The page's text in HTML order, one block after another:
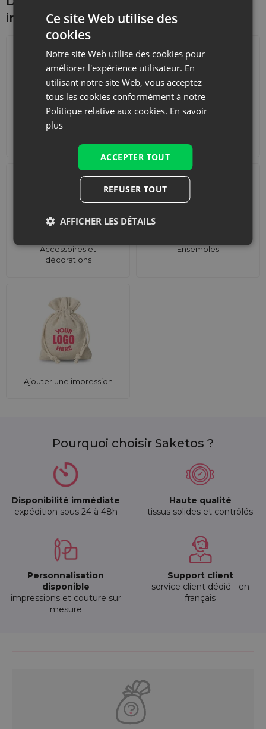
intéresser d'autre
Calendriers de l'Avent
Accessoires et
décorations
Ensembles
Ajouter une impression
Pourquoi choisir Saketos ?
Disponibilité immédiate
expédition sous 24 à 48h
Haute qualité
tissus solides et contrôlés
Personnalisation
disponible
impressions et couture sur
mesure
Support client
service client dédié - en
français
Ce site Web utilise des
cookies
Notre site Web utilise des cookies pour
améliorer l'expérience utilisateur. En
utilisant notre site Web, vous acceptez
tous les cookies conformément à notre
Politique relative aux cookies. En savoir
plus
ACCEPTER TOUT
REFUSER TOUT
AFFICHER LES DÉTAILS